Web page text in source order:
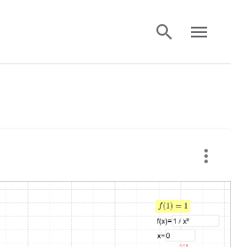
Prijavi se